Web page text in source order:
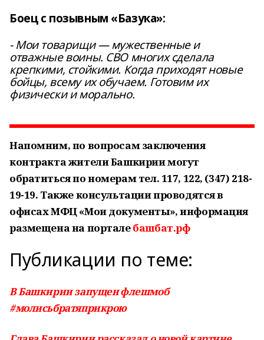
Боец с позывным «Базука»:
- Мои товарищи — мужественные и
отважные воины. СВО многих сделала
крепкими, стойкими. Когда приходят новые
бойцы, всему их обучаем. Готовим их
физически и морально.
Напомним, по вопросам заключения
контракта жители Башкирии могут
обратиться по номерам тел. 117, 122, (347) 218-
19-19. Также консультации проводятся в
офисах МФЦ «Мои документы», информация
размещена на порталебашбат.рф
Публикации по теме:
В Башкирии запущен флешмоб
#молисьбратяприкрою